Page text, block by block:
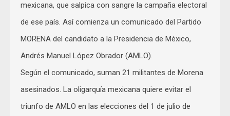
mexicana, que salpica con sangre la campaña electoral
de ese país. Así comienza un comunicado del Partido
MORENA del candidato a la Presidencia de México,
Andrés Manuel López Obrador (AMLO).
Según el comunicado, suman 21 militantes de Morena
asesinados. La oligarquía mexicana quiere evitar el
triunfo de AMLO en las elecciones del 1 de julio de